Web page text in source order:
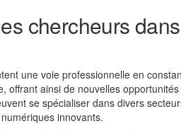
chercheurs
une voie professionnelle en
offrant ainsi de nouvelles
se spécialiser dans divers
innovants.